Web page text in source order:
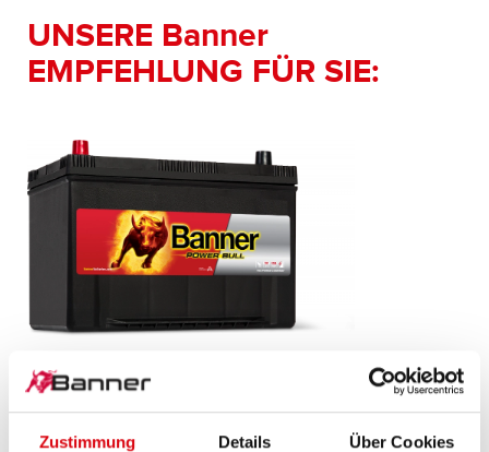
Zustimmung Details Über Cookies
UNSERE Banner
EMPFEHLUNG FÜR SIE:
Power Bull SLI
P95 05 ASIA